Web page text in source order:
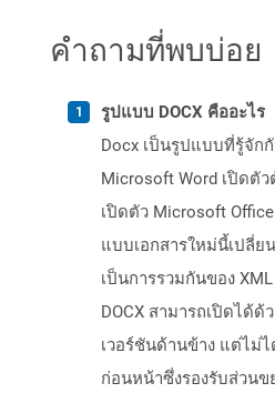
คำถามที่พบบ่อย
รูปแบบ DOCX คืออะไร
Docx เป็นรูปแบบที่รู้จัก
Microsoft Word เปิดตั
เปิดตัว Microsoft
แบบเอกสารใหม่นี้เปลี่ย
เป็นการรวมกันของ
DOCX สามารถเปิดได้ด้
เวอร์ชันด้านข้าง แต่ไม่
ก่อนหน้าซึ่งรองรับส่วนข